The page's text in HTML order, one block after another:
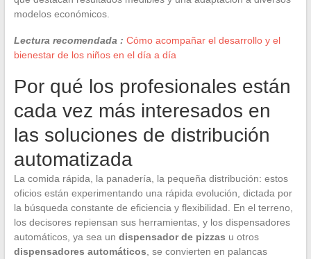
modelos económicos.
Lectura recomendada : Cómo acompañar el desarrollo y el
bienestar de los niños en el día a día
Por qué los profesionales están
cada vez más interesados en
las soluciones de distribución
automatizada
La comida rápida, la panadería, la pequeña distribución: estos
oficios están experimentando una rápida evolución, dictada por
la búsqueda constante de eficiencia y flexibilidad. En el terreno,
los decisores repiensan sus herramientas, y los dispensadores
automáticos, ya sea un dispensador de pizzas u otros
dispensadores automáticos , se convierten en palancas